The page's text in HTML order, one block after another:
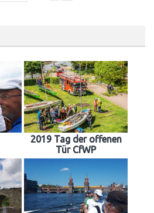
2019 Tag der offenen
Tür CfWP